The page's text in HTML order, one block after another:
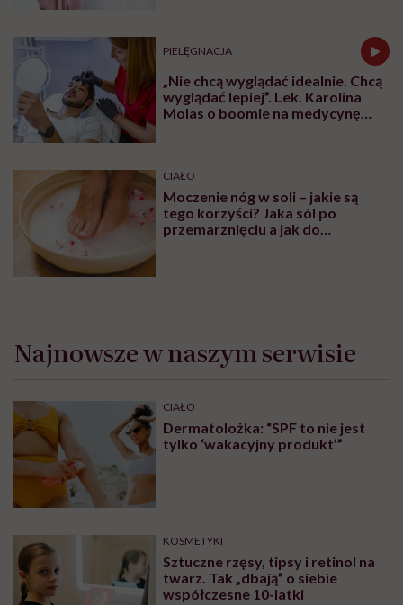
PIELĘGNACJA
„Nie chcą wyglądać idealnie. Chcą
wyglądać lepiej”. Lek. Karolina
Molas o boomie na medycynę
CIAŁO
Moczenie nóg w soli – jakie są
tego korzyści? Jaka sól po
przemarznięciu a jak do
Najnowsze w naszym serwisie
CIAŁO
Dermatolożka: “SPF to nie jest
tylko ‘wakacyjny produkt’”
KOSMETYKI
Sztuczne rzęsy, tipsy i retinol na
twarz. Tak „dbają” o siebie
współczesne 10-latki